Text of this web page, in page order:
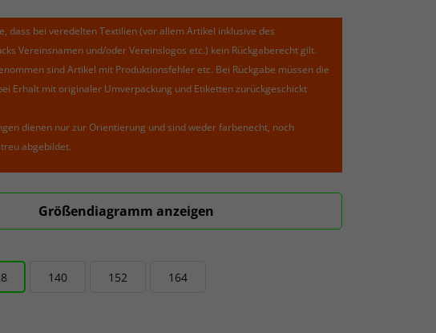
dass bei veredelten Textilien (vor allem Artikel inklusive des
Vereinsnamen und/oder Vereinslogos etc.) kein Rückgaberecht gilt.
sind Artikel mit Produktionsfehler etc. Bei Rückgabe müssen die
Erhalt mit originaler Umverpackung und Etiketten zurückgeschickt
dienen nur zur Orientierung und sind weder farbenecht, noch
abgebildet.
Größendiagramm anzeigen
140 152 164